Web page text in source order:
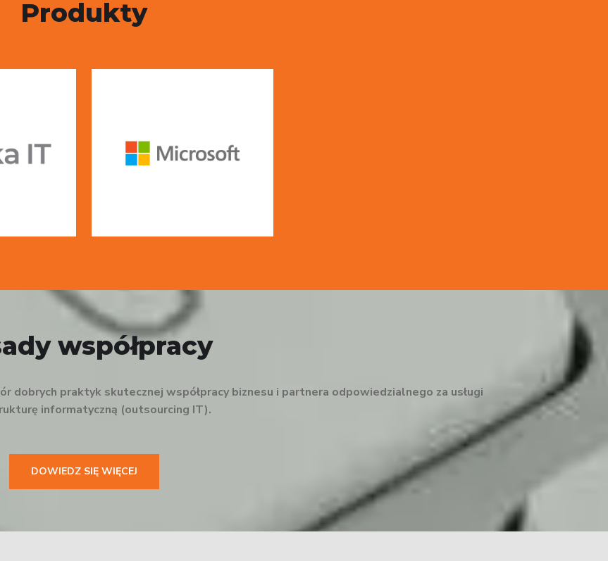
Produkty
współpracy
praktyk skutecznej współpracy biznesu i partnera odpowiedzialnego za usługi
informatyczną (outsourcing IT).
DOWIEDZ SIĘ WIĘCEJ